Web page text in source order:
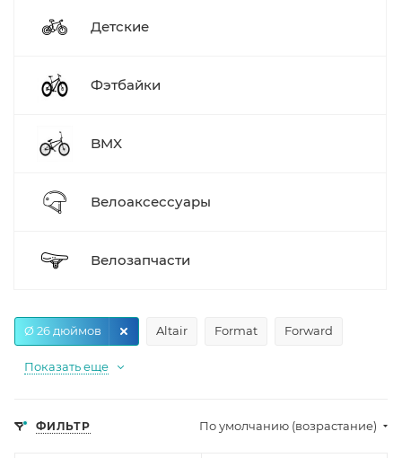
Детские
Фэтбайки
BMX
Велоаксессуары
Велозапчасти
Altair Format Forward
Ø 26 дюймов
Показать еще
ФИЛЬТР По умолчанию (возрастание)